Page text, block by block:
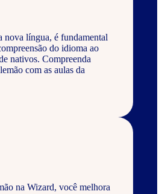
nova língua, é fundamental
do idioma ao
nativos. Compreenda
com as aulas da
na Wizard, você melhora